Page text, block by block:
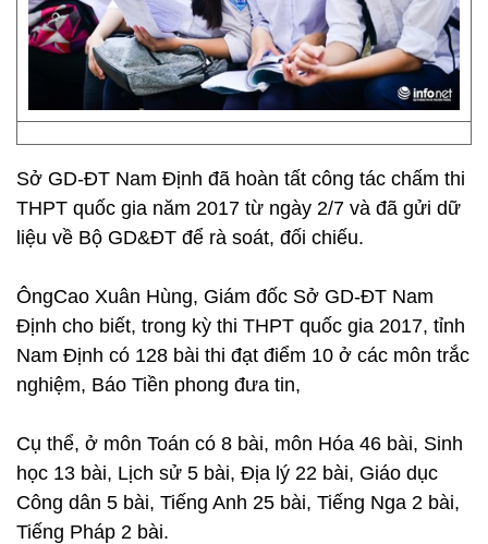
Sở GD-ĐT Nam Định đã hoàn tất công tác chấm thi
THPT quốc gia năm 2017 từ ngày 2/7 và đã gửi dữ
liệu về Bộ GD&ĐT để rà soát, đối chiếu.
ÔngCao Xuân Hùng, Giám đốc Sở GD-ĐT Nam
Định cho biết, trong kỳ thi THPT quốc gia 2017, tỉnh
Nam Định có 128 bài thi đạt điểm 10 ở các môn trắc
nghiệm, Báo Tiền phong đưa tin,
Cụ thể, ở môn Toán có 8 bài, môn Hóa 46 bài, Sinh
học 13 bài, Lịch sử 5 bài, Địa lý 22 bài, Giáo dục
Công dân 5 bài, Tiếng Anh 25 bài, Tiếng Nga 2 bài,
Tiếng Pháp 2 bài.